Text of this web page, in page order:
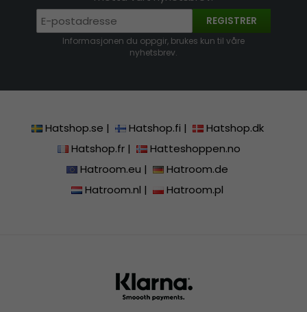
REGISTRER
Informasjonen du oppgir, brukes kun til våre
nyhetsbrev.
Hatshop.se | Hatshop.fi |
Hatshop.dk
Hatshop.fr|
Hatteshoppen.no
Hatroom.eu |
Hatroom.de
Hatroom.nl | Hatroom.pl